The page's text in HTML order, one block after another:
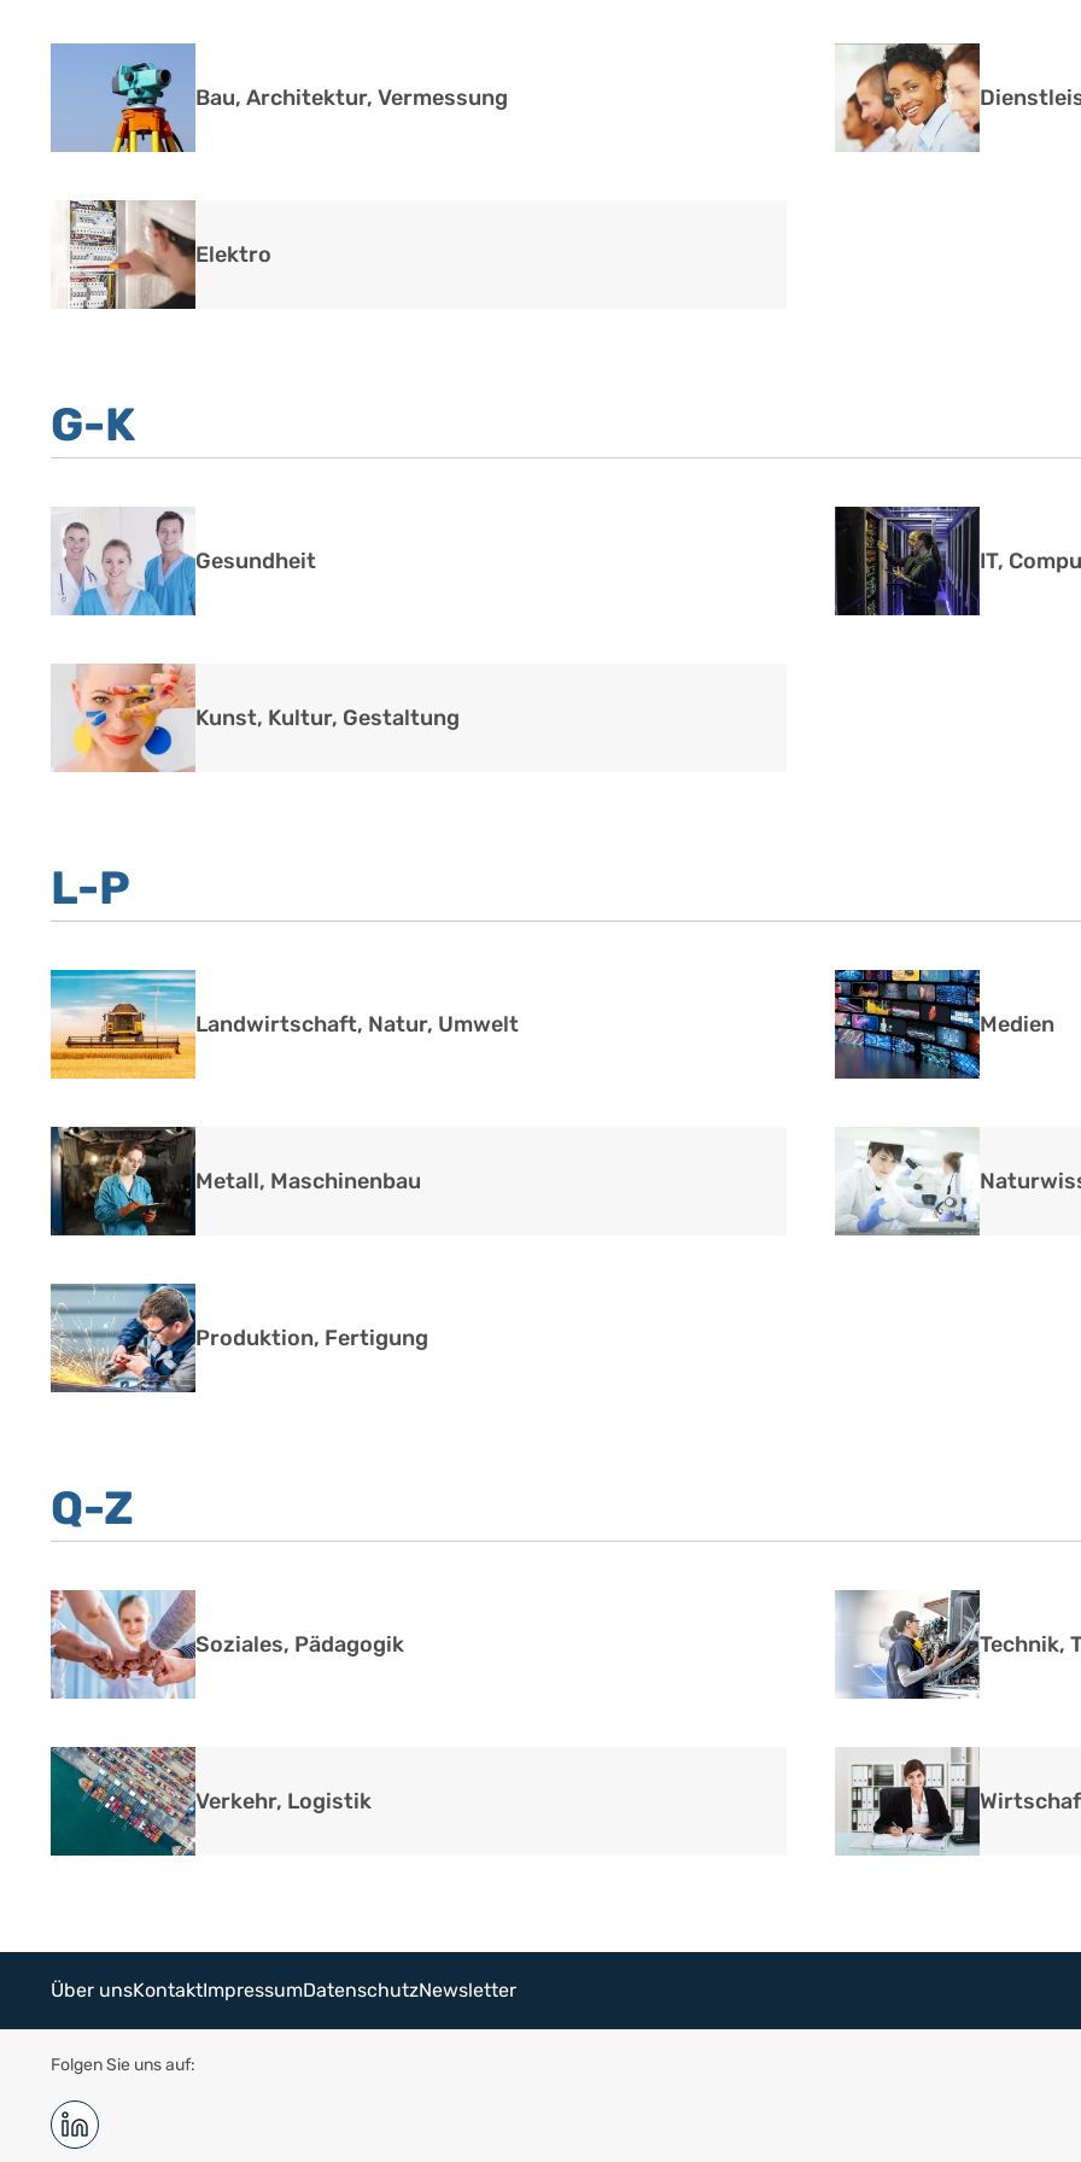
Bau, Architektur, Vermessung
Elektro
G-K
Gesundheit IT,
Kunst, Kultur, Gestaltung
L-P
Landwirtschaft, Natur, Umwelt Medien
Metall, Maschinenbau
Produktion, Fertigung
Q-Z
Soziales, Pädagogik Technik,
Verkehr, Logistik
Über unsKontaktImpressumDatenschutzNewsletter
Folgen Sie uns auf: